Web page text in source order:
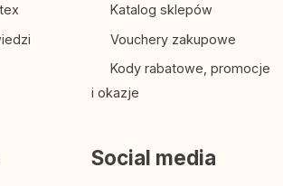
Katalog sklepów
Vouchery zakupowe
Kody rabatowe, promocje
i okazje
Social media